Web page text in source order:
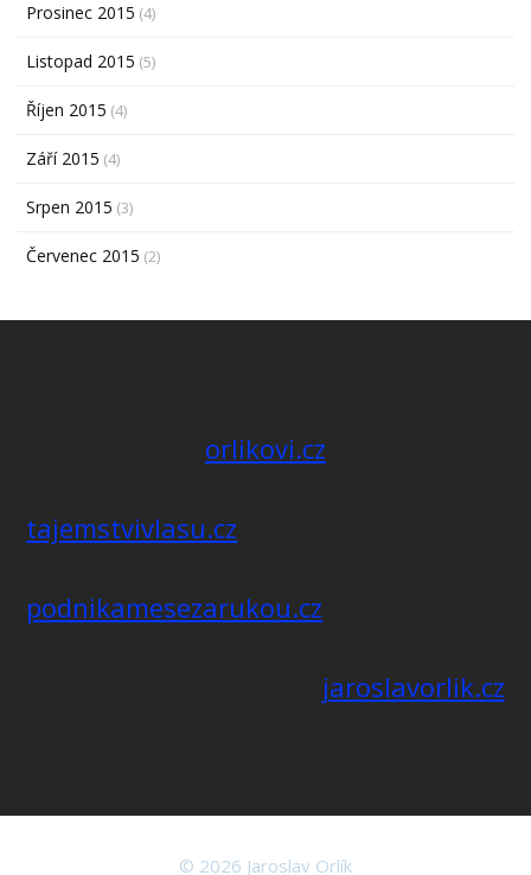
Prosinec 2015 (4)
Listopad 2015 (5)
Říjen 2015 (4)
Září 2015 (4)
Srpen 2015 (3)
Červenec 2015 (2)
orlikovi.cz
tajemstvivlasu.cz
podnikamesezarukou.cz
jaroslavorlik.cz
© 2026 Jaroslav Orlík